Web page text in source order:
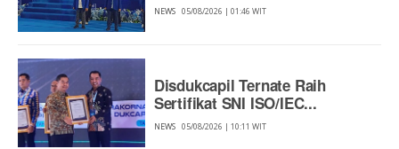
NEWS 05/08/2026 | 01:46 WIT
Disdukcapil Ternate Raih
Sertifikat SNI ISO/IEC...
NEWS 05/08/2026 | 10:11 WIT